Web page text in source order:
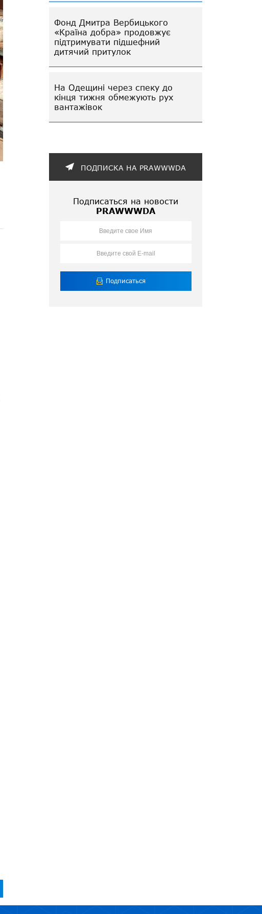
Фонд Дмитра Вербицького
«Країна добра» продовжує
підтримувати підшефний
дитячий притулок
На Одещині через спеку до
кінця тижня обмежують рух
вантажівок
ПОДПИСКА НА PRAWWWDA
Подписаться на новости
PRAWWWDA